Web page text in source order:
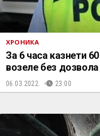
ХРОНИКА
За 6 часа казнети
возеле без дозвола
06.03.2022. 23:00